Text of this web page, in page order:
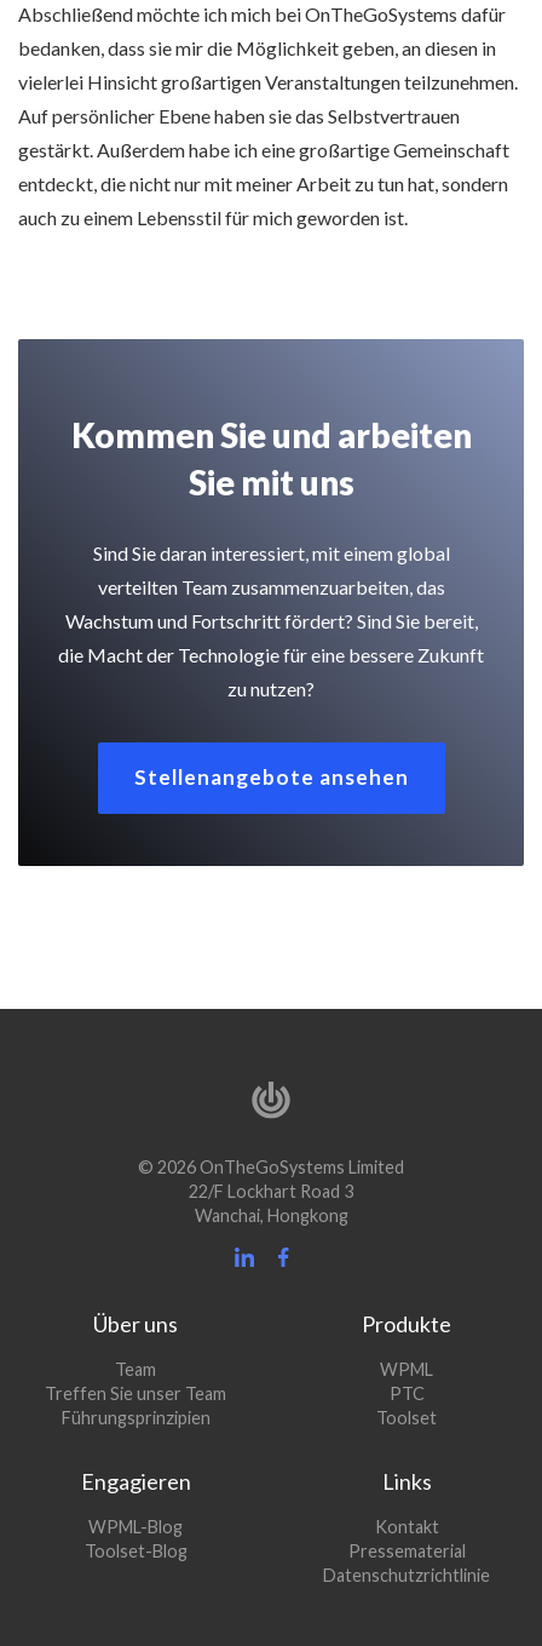
Abschließend möchte ich mich bei OnTheGoSystems dafür
bedanken, dass sie mir die Möglichkeit geben, an diesen in
vielerlei Hinsicht großartigen Veranstaltungen teilzunehmen.
Auf persönlicher Ebene haben sie das Selbstvertrauen
gestärkt. Außerdem habe ich eine großartige Gemeinschaft
entdeckt, die nicht nur mit meiner Arbeit zu tun hat, sondern
auch zu einem Lebensstil für mich geworden ist.
Kommen Sie und arbeiten
Sie mit uns
Sind Sie daran interessiert, mit einem global
verteilten Team zusammenzuarbeiten, das
Wachstum und Fortschritt fördert? Sind Sie bereit,
die Macht der Technologie für eine bessere Zukunft
zu nutzen?
Stellenangebote ansehen
© 2026 OnTheGoSystems Limited
22/F Lockhart Road 3
Wanchai, Hongkong
Über uns
Team
Treffen Sie unser Team
Führungsprinzipien
Produkte
WPML
in
PTC(öffnet
sich
neuen
Toolset(öffnet
Fenster)
Engagieren
WPML-Blog
sich
Toolset-Blog(öffnet
Links
Kontakt
Pressematerial
Datenschutzrichtlinie